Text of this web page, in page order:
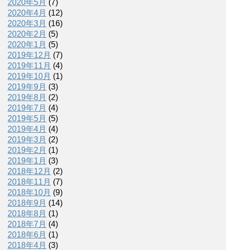
2020年5月 (7)
2020年4月 (12)
2020年3月 (16)
2020年2月 (5)
2020年1月 (5)
2019年12月 (7)
2019年11月 (4)
2019年10月 (1)
2019年9月 (3)
2019年8月 (2)
2019年7月 (4)
2019年5月 (5)
2019年4月 (4)
2019年3月 (2)
2019年2月 (1)
2019年1月 (3)
2018年12月 (2)
2018年11月 (7)
2018年10月 (9)
2018年9月 (14)
2018年8月 (1)
2018年7月 (4)
2018年6月 (1)
2018年4月 (3)